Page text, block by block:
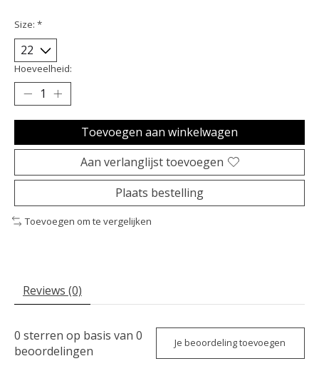
Size: *
Hoeveelheid:
Toevoegen aan winkelwagen
Aan verlanglijst toevoegen
Plaats bestelling
Toevoegen om te vergelijken
Reviews (0)
0 sterren op basis van 0
beoordelingen
Je beoordeling toevoegen